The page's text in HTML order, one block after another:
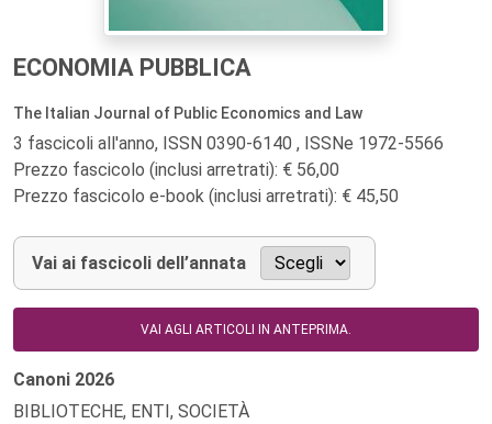
ECONOMIA PUBBLICA
The Italian Journal of Public Economics and Law
3 fascicoli all'anno, ISSN 0390-6140 , ISSNe 1972-5566
Prezzo fascicolo (inclusi arretrati): € 56,00
Prezzo fascicolo e-book (inclusi arretrati): € 45,50
Vai ai fascicoli dell’annata
VAI AGLI ARTICOLI IN ANTEPRIMA.
Canoni 2026
BIBLIOTECHE, ENTI, SOCIETÀ